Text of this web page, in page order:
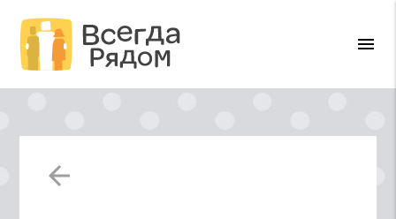
menu
arrow_back